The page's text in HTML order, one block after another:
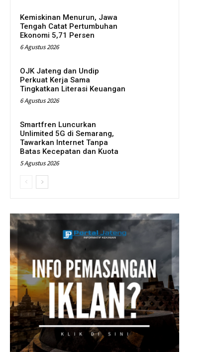
Kemiskinan Menurun, Jawa
Tengah Catat Pertumbuhan
Ekonomi 5,71 Persen
6 Agustus 2026
OJK Jateng dan Undip
Perkuat Kerja Sama
Tingkatkan Literasi Keuangan
6 Agustus 2026
Smartfren Luncurkan
Unlimited 5G di Semarang,
Tawarkan Internet Tanpa
Batas Kecepatan dan Kuota
5 Agustus 2026